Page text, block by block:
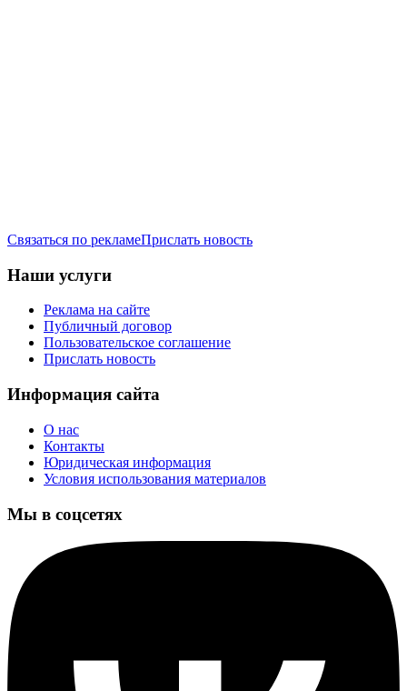
Связаться по рекламеПрислать новость
Наши услуги
Реклама на сайте
Публичный договор
Пользовательское соглашение
Прислать новость
Информация сайта
О нас
Контакты
Юридическая информация
Условия использования материалов
Мы в соцсетях